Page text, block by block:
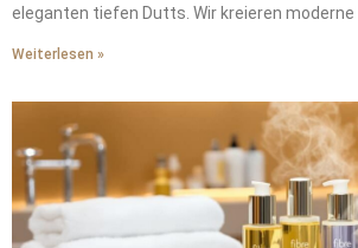
eleganten tiefen Dutts. Wir kreieren
geschmückt sind. Wir fangen Licht wie
architektonische Unterstützung, indem wir
feuchte Ansätze auftragen. Wir fügen
Meersalz-Spray hinzu. Wir fangen
satten Kupfertönen und luxuriösen Mokka-
Wir enthüllen unzählige festliche Styling-
diese grundlegenden Techniken.
Weiterlesen »